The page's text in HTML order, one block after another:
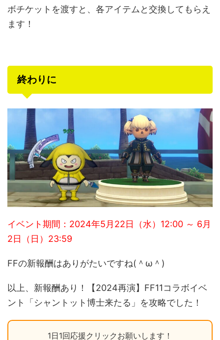
ボチケットを渡すと、各アイテムと交換してもらえ
ます！
終わりに
イベント期間：2024年5月22日（水）12:00 ～ 6月
2日（日）23:59
FFの新報酬はありがたいですね(＾ω＾)
以上、新報酬あり！【2024再演】FF11コラボイベ
ント「シャントット博士来たる」を攻略でした！
1日1回応援クリックお願いします！